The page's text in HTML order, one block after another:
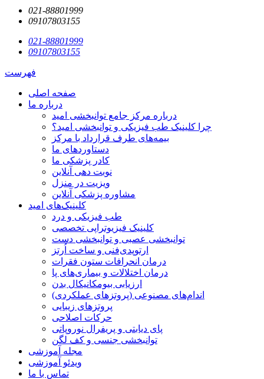
021-88801999
09107803155
021-88801999
09107803155
فهرست
صفحه اصلی
درباره ما
درباره مرکز جامع توانبخشی امید
چرا کلینیک طب فیزیکی و توانبخشی امید؟
بیمه‌های طرف قرارداد با مرکز
دستاوردهای ما
کادر پزشکی ما
نوبت دهی آنلاین
ویزیت در منزل
مشاوره پزشکی آنلاین
کلینیک‌های امید
طب فیزیکی و درد
کلینیک فیزیوتراپی تخصصی
توانبخشی عصبی و توانبخشی دست
ارتوپدی‌فنی و ساخت اُرتز
درمان انحرافات ستون فقرات
درمان اختلالات و بیماری‌های پا
ارزیابی بیومکانیکال بدن
اندام‌های مصنوعی (پروتزهای عملکردی)
پروتزهای زیبایی
حرکات اصلاحی
پای دیابتی و پریفرال نوروپاتی
توانبخشی جنسی و کف لگن
مجله آموزشی
ویدئو آموزشی
تماس با ما